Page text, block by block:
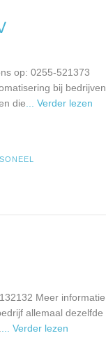
op: 0255-521373
bij bedrijven
die... Verder lezen
Meer informatie
allemaal dezelfde
... Verder lezen